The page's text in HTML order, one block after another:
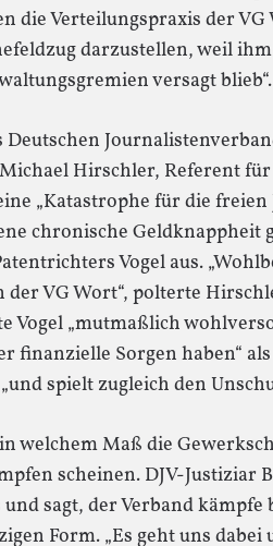
die Verteilungspraxis der
darzustellen, weil
versagt blieb“.
Deutschen
Hirschler, Referent
„Katastrophe für die
chronische Geldknappheit
Vogel aus.
VG Wort“, polterte
Vogel „mutmaßlich
finanzielle Sorgen haben“
spielt zugleich den
welchem Maß die
scheinen. DJV-Justiziar
sagt, der Verband
Form. „Es geht uns